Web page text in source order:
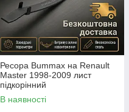
Ресора Bummax на Renault
Master 1998-2009 лист
підкорінний
В наявності